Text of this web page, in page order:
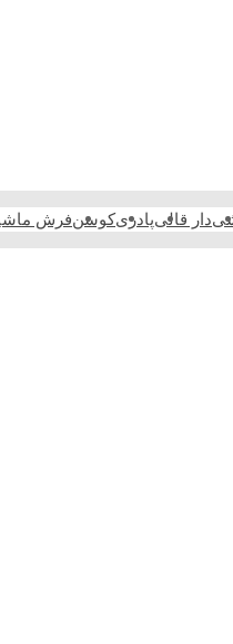
دار قالیپادریکوسنفرش